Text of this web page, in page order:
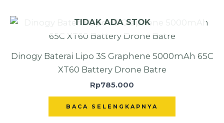
TIDAK ADA STOK
Dinogy Baterai Lipo 3S Graphene 5000mAh 65C
XT60 Battery Drone Batre
Rp785.000
BACA SELENGKAPNYA